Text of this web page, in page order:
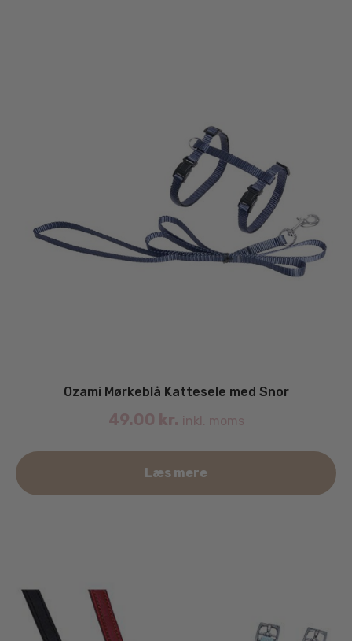
Ozami Mørkeblå Kattesele med Snor
49.00 kr. inkl. moms
Læs mere